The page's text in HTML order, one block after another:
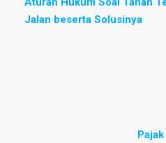
Jalan beserta Solusinya